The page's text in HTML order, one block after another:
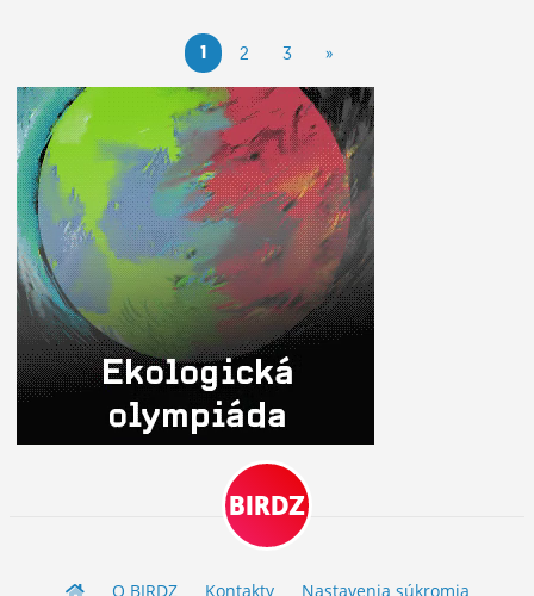
1 2 3 »
BIRDZ
O BIRDZ Kontakty Nastavenia súkromia